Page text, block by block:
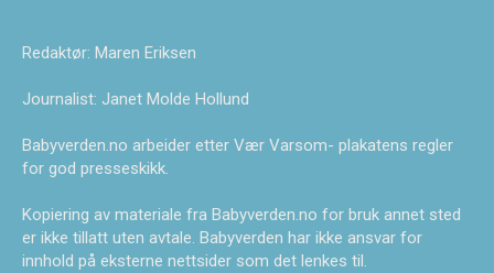
Redaktør: Maren Eriksen
Journalist: Janet Molde Hollund
Babyverden.no arbeider etter Vær Varsom- plakatens regler
for god presseskikk.
Kopiering av materiale fra Babyverden.no for bruk annet sted
er ikke tillatt uten avtale. Babyverden har ikke ansvar for
innhold på eksterne nettsider som det lenkes til.